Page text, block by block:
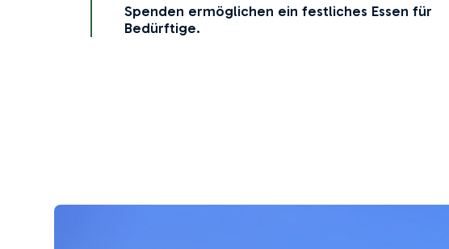
Spenden ermöglichen ein festliches Essen für
Bedürftige.